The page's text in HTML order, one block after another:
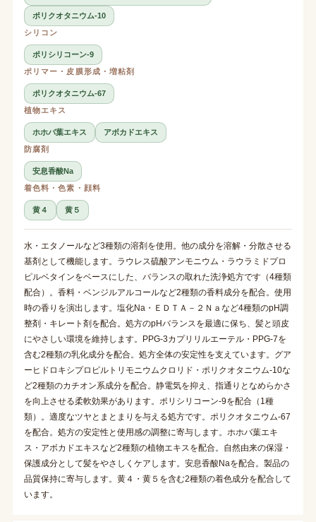
ポリクオタニウム-10
シリコン
ポリシリコーン-9
ポリマー・皮膜形成・増粘剤
ポリクオタニウム-67
植物エキス
ホホバ葉エキス
アボカドエキス
防腐剤
安息香酸Na
着色料・色素・顔料
黄４ 黄５
水・エタノールなど3種類の溶剤を使用。他の成分を溶解・分散させる
基剤として機能します。ラウレス硫酸アンモニウム・ラウラミドプロ
ピルベタインをベースにした、バランスの取れた洗浄処方です（4種類
配合）。香料・ベンジルアルコールなど2種類の香料成分を配合。使用
時の香りを演出します。塩化Na・ＥＤＴＡ－２Ｎａなど4種類のpH調
整剤・キレート剤を配合。処方のpHバランスを最適に保ち、髪と頭皮
にやさしい環境を維持します。PPG-3カプリリルエーテル・PPG-7を
含む2種類の乳化成分を配合。処方全体の安定性を支えています。グア
ーヒドロキシプロピルトリモニウムクロリド・ポリクオタニウム-10な
ど2種類のカチオン系成分を配合。静電気を抑え、指通りとなめらかさ
を向上させる柔軟効果があります。ポリシリコーン-9を配合（1種
類）。適度なツヤとまとまりを与える処方です。ポリクオタニウム-67
を配合。処方の安定性と使用感の調整に寄与します。ホホバ葉エキ
ス・アボカドエキスなど2種類の植物エキスを配合。自然由来の保湿・
保護成分として髪をやさしくケアします。安息香酸Naを配合。製品の
品質保持に寄与します。黄４・黄５を含む2種類の着色成分を配合して
います。